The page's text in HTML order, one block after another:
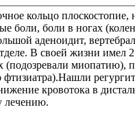
кольцо
боли, боли в ногах
аденоидит,
В своей жизни имел 2
миопатию),
кровотока в
лечению.